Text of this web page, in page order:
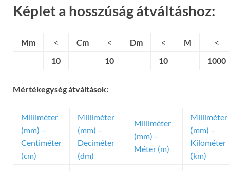
Képlet a hosszúság átváltáshoz:
Mm < Cm < Dm < M
<
10
10 10 1000
Mértékegység átváltások:
Milliméter
(mm) –
Centiméter
(cm)
Milliméter
(mm) –
Deciméter
(dm)
Milliméter
(mm) –
Méter (m)
Milliméter
(mm) –
Kilométer
(km)